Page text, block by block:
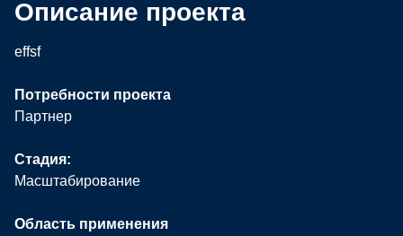
Описание проекта
effsf
Потребности проекта
Партнер
Стадия:
Масштабирование
Область применения